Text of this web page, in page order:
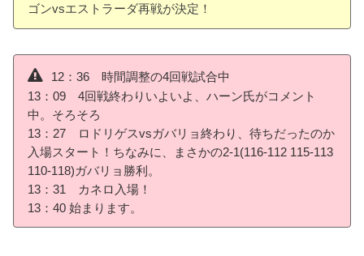
ゴンvsエストラーダ再戦が決定！
12：36 時間調整の4回戦試合中
13：09 4回戦終わりいよいよ、ハーン氏がコメント
中。そろそろ
13：27 ロドリゲスvsガバリョ終わり、待ちだったのか
入場スタート！ちなみに、まさかの2-1(116-112 115-113
110-118)ガバリョ勝利。
13：31 カネロ入場！
13：40 始まります。